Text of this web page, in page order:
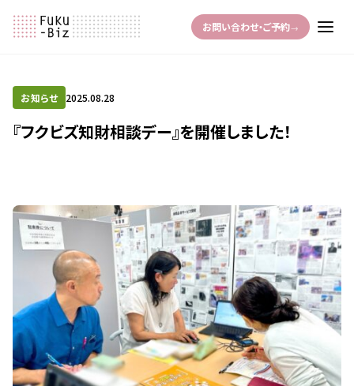
お問い合わせ・ご予約→
お知らせ 2025.08.28
『フクビズ知財相談デー』を開催しました！